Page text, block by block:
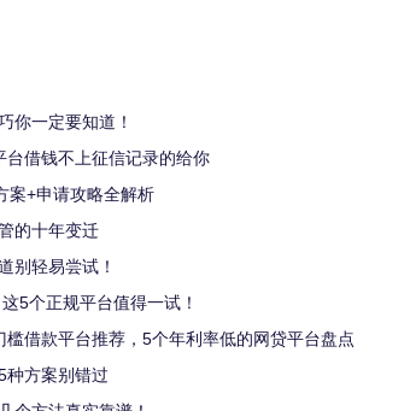
你一定要知道！
借钱不上征信记录的给你
案+申请攻略全解析
的十年变迁
别轻易尝试！
5个正规平台值得一试！
借款平台推荐，5个年利率低的网贷平台盘点
种方案别错过